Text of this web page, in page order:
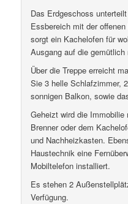
Das Erdgeschoss
Essbereich mit der
sorgt ein Kachelofen für
Ausgang auf die
Über die Treppe erreicht
Sie 3 helle Schlafzimmer,
sonnigen Balkon, sowie
Geheizt wird die
Brenner oder dem
und Nachheizkasten.
Haustechnik eine
Mobiltelefon installiert.
Es stehen 2
Verfügung.